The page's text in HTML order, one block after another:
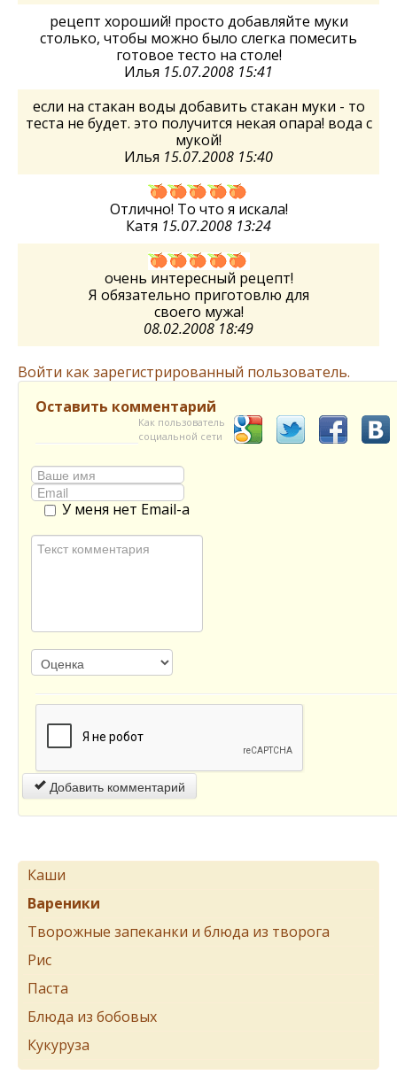
рецепт хороший! просто добавляйте муки
столько, чтобы можно было слегка помесить
готовое тесто на столе!
Илья 15.07.2008 15:41
если на стакан воды добавить стакан муки - то
теста не будет. это получится некая опара! вода с
мукой!
Илья 15.07.2008 15:40
Отлично! То что я искала!
Катя 15.07.2008 13:24
очень интересный рецепт!
Я обязательно приготовлю для
своего мужа!
08.02.2008 18:49
Войти как зарегистрированный пользователь.
Оставить комментарий
Как пользователь
социальной сети
У меня нет Email-а
Добавить комментарий
Каши
Вареники
Творожные запеканки и блюда из творога
Рис
Паста
Блюда из бобовых
Кукуруза